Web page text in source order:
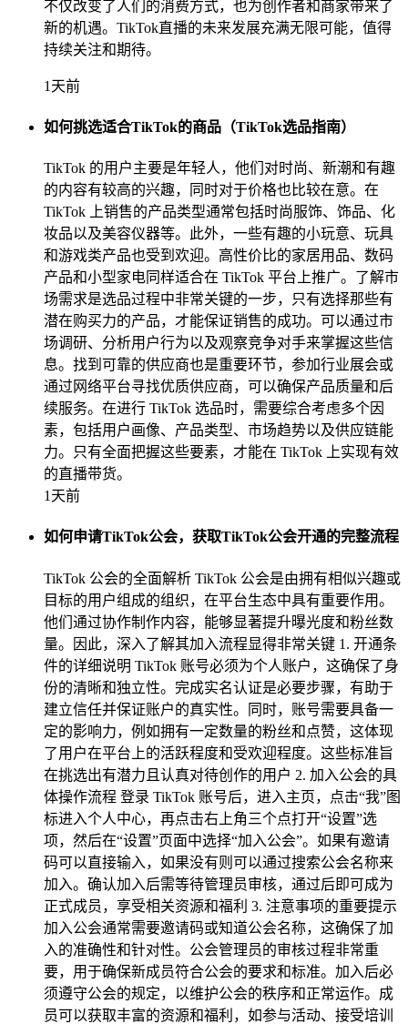
不仅改变了人们的消费方式，也为创作者和商家带来了
新的机遇。TikTok直播的未来发展充满无限可能，值得
持续关注和期待。
1天前
如何挑选适合TikTok的商品（TikTok选品指南）
TikTok 的用户主要是年轻人，他们对时尚、新潮和有趣
的内容有较高的兴趣，同时对于价格也比较在意。在
TikTok 上销售的产品类型通常包括时尚服饰、饰品、化
妆品以及美容仪器等。此外，一些有趣的小玩意、玩具
和游戏类产品也受到欢迎。高性价比的家居用品、数码
产品和小型家电同样适合在 TikTok 平台上推广。了解市
场需求是选品过程中非常关键的一步，只有选择那些有
潜在购买力的产品，才能保证销售的成功。可以通过市
场调研、分析用户行为以及观察竞争对手来掌握这些信
息。找到可靠的供应商也是重要环节，参加行业展会或
通过网络平台寻找优质供应商，可以确保产品质量和后
续服务。在进行 TikTok 选品时，需要综合考虑多个因
素，包括用户画像、产品类型、市场趋势以及供应链能
力。只有全面把握这些要素，才能在 TikTok 上实现有效
的直播带货。
1天前
如何申请TikTok公会，获取TikTok公会开通的完整流程
TikTok 公会的全面解析 TikTok 公会是由拥有相似兴趣或
目标的用户组成的组织，在平台生态中具有重要作用。
他们通过协作制作内容，能够显著提升曝光度和粉丝数
量。因此，深入了解其加入流程显得非常关键 1. 开通条
件的详细说明 TikTok 账号必须为个人账户，这确保了身
份的清晰和独立性。完成实名认证是必要步骤，有助于
建立信任并保证账户的真实性。同时，账号需要具备一
定的影响力，例如拥有一定数量的粉丝和点赞，这体现
了用户在平台上的活跃程度和受欢迎程度。这些标准旨
在挑选出有潜力且认真对待创作的用户 2. 加入公会的具
体操作流程 登录 TikTok 账号后，进入主页，点击“我”图
标进入个人中心，再点击右上角三个点打开“设置”选
项，然后在“设置”页面中选择“加入公会”。如果有邀请
码可以直接输入，如果没有则可以通过搜索公会名称来
加入。确认加入后需等待管理员审核，通过后即可成为
正式成员，享受相关资源和福利 3. 注意事项的重要提示
加入公会通常需要邀请码或知道公会名称，这确保了加
入的准确性和针对性。公会管理员的审核过程非常重
要，用于确保新成员符合公会的要求和标准。加入后必
须遵守公会的规定，以维护公会的秩序和正常运作。成
员可以获取丰富的资源和福利，如参与活动、接受培训